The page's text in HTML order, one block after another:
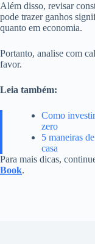
Além disso, revisar
pode trazer ganhos
quanto em economia.
Portanto, analise com
favor.
Leia também:
Como
zero
5 maneiras
casa
Para mais dicas,
Book.